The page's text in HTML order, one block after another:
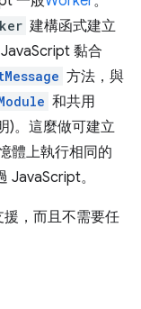
建構函式建立
黏合
方法，與
和共用
)。這麼做可建立
體上執行相同的
JavaScript。
，而且不需要任